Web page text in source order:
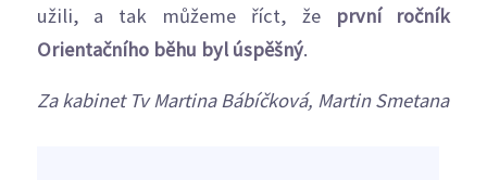
užili, a tak můžeme říct, že
první ročník
Orientačního běhu byl úspěšný.
Za kabinet Tv Martina Bábíčková, Martin Smetana